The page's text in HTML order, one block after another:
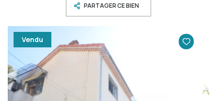
PARTAGER CE BIEN
Vendu